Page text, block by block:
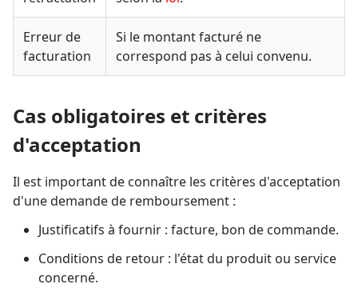
Erreur de
facturation
Si le montant facturé ne
correspond pas à celui convenu.
Cas obligatoires et critères
d'acceptation
Il est important de connaître les critères d'acceptation
d'une demande de remboursement :
Justificatifs à fournir : facture, bon de commande.
Conditions de retour : l'état du produit ou service
concerné.